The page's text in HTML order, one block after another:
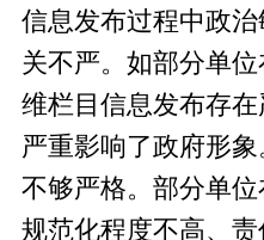
信息发布过程中政
关不严。如部分单
维栏目信息发布存在
严重影响了政府形
不够严格。部分单
规范化程度不高、